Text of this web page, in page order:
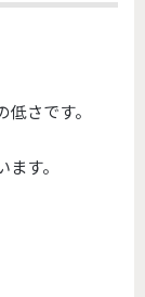
さです。
す。